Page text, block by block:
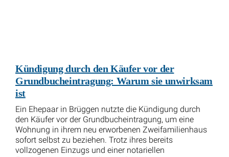
Kündigung durch den Käufer vor der
Grundbucheintragung: Warum sie unwirksam
ist
Ein Ehepaar in Brüggen nutzte die Kündigung durch
den Käufer vor der Grundbucheintragung, um eine
Wohnung in ihrem neu erworbenen Zweifamilienhaus
sofort selbst zu beziehen. Trotz ihres bereits
vollzogenen Einzugs und einer notariellen